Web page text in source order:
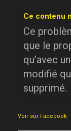
Ce contenu
Ce
que le
qu’avec
modifié
supprimé.
Voir sur Facebook